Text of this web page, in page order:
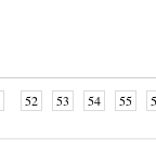
52 53 54 55